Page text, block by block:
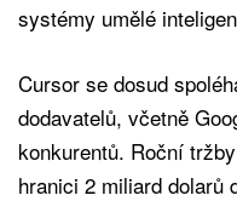
systémy umělé
Cursor se dosud
dodavatelů, včetně
konkurentů. Roční
hranici 2 miliard